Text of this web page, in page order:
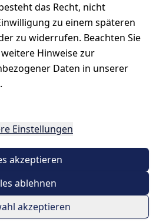
das Recht, nicht
zu einem späteren
zu widerrufen. Beachten Sie
Hinweise zur
Daten in unserer
.
Einstellungen
akzeptieren
ablehnen
akzeptieren
2025